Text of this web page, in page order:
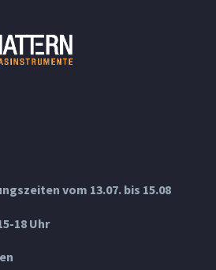
vom 13.07. bis 15.08
18 Uhr